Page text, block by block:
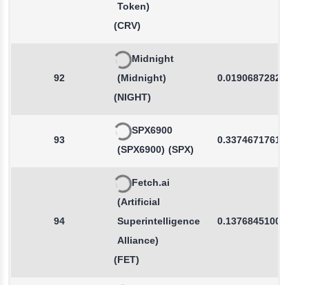
Token)
(CRV)
92
Midnight
(Midnight)
(NIGHT)
0.0190687282
93
SPX6900
(SPX6900) (SPX)
0.3374671761
94
Fetch.ai
(Artificial
Superintelligence
Alliance)
(FET)
0.1376845100